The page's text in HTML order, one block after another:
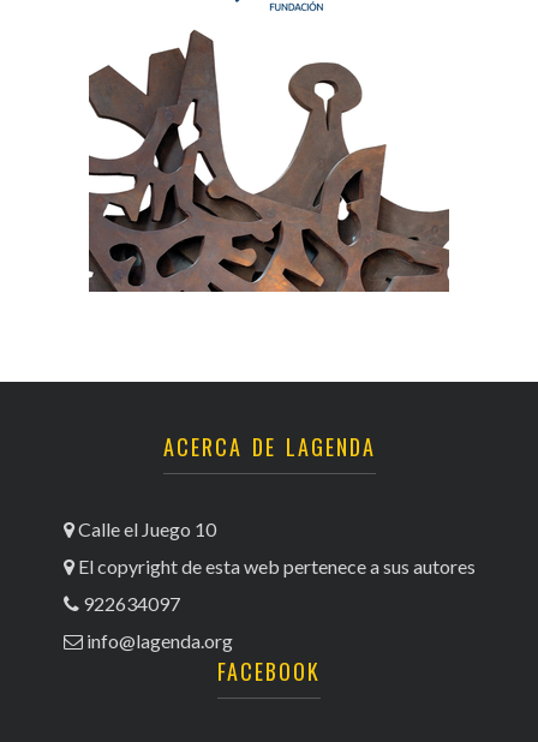
ACERCA DE LAGENDA
Calle el Juego 10
El copyright de esta web pertenece a sus autores
922634097
info@lagenda.org
FACEBOOK